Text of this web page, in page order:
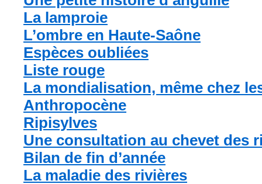
La lamproie
L’ombre en Haute-Saône
Espèces oubliées
Liste rouge
La mondialisation, même chez
Anthropocène
Ripisylves
Une consultation au chevet des
Bilan de fin d’année
La maladie des rivières